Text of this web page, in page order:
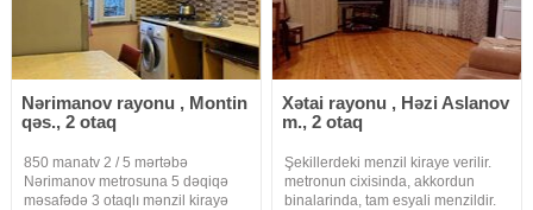
Nərimanov rayonu , Montin
qəs., 2 otaq
850 manatv 2 / 5 mərtəbə
Nərimanov metrosuna 5 dəqiqə
məsafədə 3 otaqlı mənzil kirayə
Xətai rayonu , Həzi Aslanov
m., 2 otaq
Şekillerdeki menzil kiraye verilir.
metronun cixisinda, akkordun
binalarinda, tam esyali menzildir.